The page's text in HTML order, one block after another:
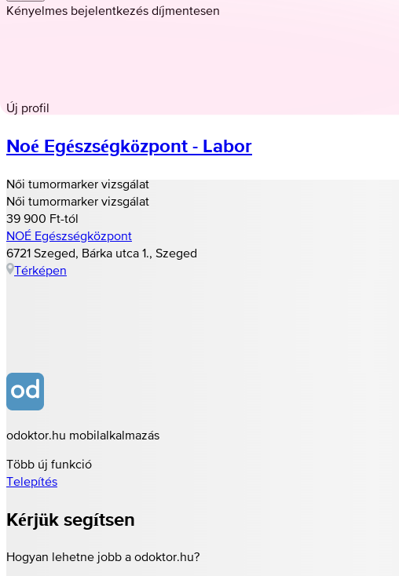
Kényelmes bejelentkezés díjmentesen
Új profil
Noé Egészségközpont - Labor
Női tumormarker vizsgálat
Női tumormarker vizsgálat
39 900 Ft-tól
NOÉ Egészségközpont
6721 Szeged, Bárka utca 1., Szeged
Térképen
odoktor.hu mobilalkalmazás
Több új funkció
Telepítés
Kérjük segítsen
Hogyan lehetne jobb a odoktor.hu?